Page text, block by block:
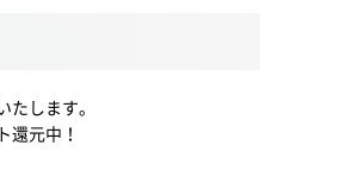
します。
還元中！